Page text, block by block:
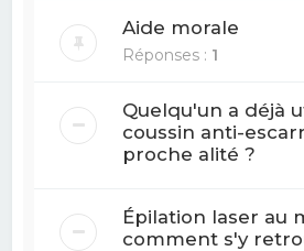
Aide morale
Réponses : 1
Quelqu'un a déjà
coussin anti-
proche alité ?
Épilation laser au
comment s'y